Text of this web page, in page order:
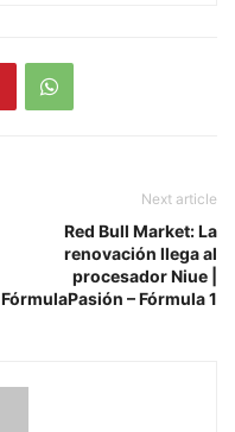
Next article
Red Bull Market: La
renovación llega al
procesador Niue |
FórmulaPasión – Fórmula 1